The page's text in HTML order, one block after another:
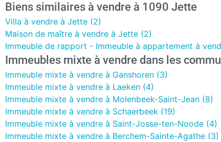
Biens similaires à vendre à 1090 Jette
Villa à vendre à Jette (2)
Maison de maître à vendre à Jette (2)
Immeuble de rapport - Immeuble à appartement à
Immeubles mixte à vendre dans les
Immeuble mixte à vendre à Ganshoren (3)
Immeuble mixte à vendre à Laeken (4)
Immeuble mixte à vendre à Molenbeek-Saint-Jean (8)
Immeuble mixte à vendre à Schaerbeek (19)
Immeuble mixte à vendre à Saint-Josse-ten-Noode (4)
Immeuble mixte à vendre à Berchem-Sainte-Agathe (3)